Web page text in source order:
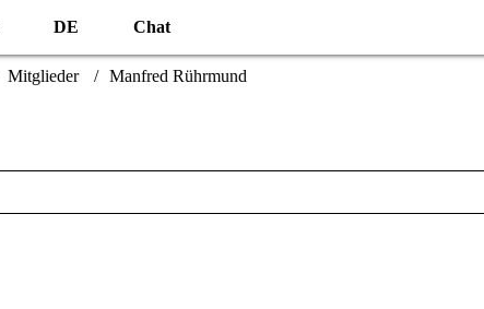
DE Chat
Mitglieder Manfred Rührmund